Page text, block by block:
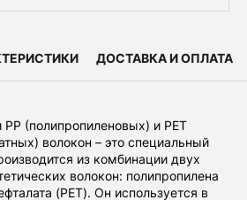
ДОСТАВКА И ОПЛАТА
PP (полипропиленовых) и PET
волокон – это специальный
из комбинации двух
волокон: полипропилена
(PET). Он используется в